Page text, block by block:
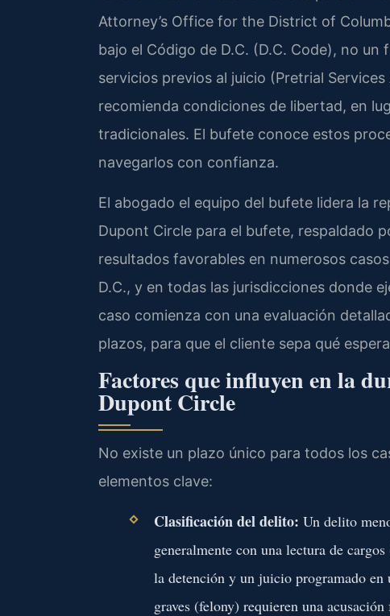
Attorney’s Office for the District of
bajo el Código de D.C. (D.C. Code), no
servicios previos al juicio (Pretrial
recomienda condiciones de libertad, en
tradicionales. El bufete conoce estos
navegarlos con confianza.
El abogado el equipo del bufete lidera la
Dupont Circle para el bufete, respaldado
resultados favorables en numerosos
D.C., y en todas las jurisdicciones donde
caso comienza con una evaluación
plazos, para que el cliente sepa qué
Factores que influyen en la
Dupont Circle
No existe un plazo único para todos los
elementos clave:
Clasificación del delito: Un delito
generalmente con una lectura de
la detención y un juicio programado en
graves (felony) requieren una